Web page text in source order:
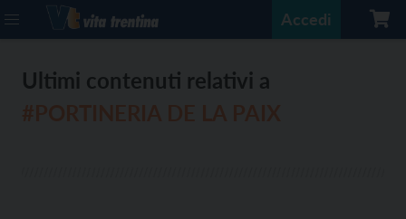
Accedi
Ultimi contenuti relativi a